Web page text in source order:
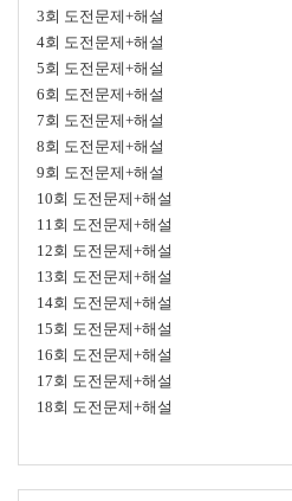
3회 도전문제+해설
4회 도전문제+해설
5회 도전문제+해설
6회 도전문제+해설
7회 도전문제+해설
8회 도전문제+해설
9회 도전문제+해설
10회 도전문제+해설
11회 도전문제+해설
12회 도전문제+해설
13회 도전문제+해설
14회 도전문제+해설
15회 도전문제+해설
16회 도전문제+해설
17회 도전문제+해설
18회 도전문제+해설